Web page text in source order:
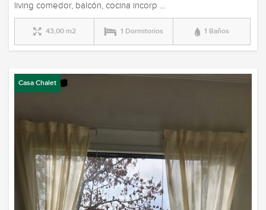
living comedor, balcón, cocina incorp ...
43,00 m2 1 Dormitorios 1 Baños
Casa Chalet